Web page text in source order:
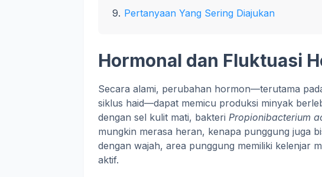
Pertanyaan Yang Sering Diajukan
Hormonal dan Fluktuasi
Secara alami, perubahan hormon—terutama
siklus haid—dapat memicu produksi minyak
dengan sel kulit mati, bakteri Propionibacterium
mungkin merasa heran, kenapa punggung juga
dengan wajah, area punggung memiliki kelenjar
aktif.